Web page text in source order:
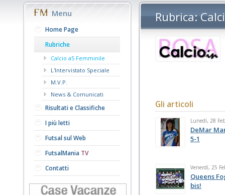
Menu
Home Page
Rubriche
Calcio a5 Femminile
L'Intervistato Speciale
M.V.P.
News & Comunicati
Risultati e Classifiche
I più letti
Futsal sul Web
FutsalMania TV
Contatti
Rubrica:
Gli articoli
Lunedì, 28
DeMar
5-1
Venerdì, 25
Queens
bis!